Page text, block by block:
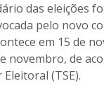
das eleições
pelo novo
em 15 de
novembro, de
(TSE).